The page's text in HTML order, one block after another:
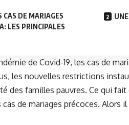
DE MARIAGES
LES PRINCIPALES
de Covid-19, les cas de
les nouvelles restrictions
des familles pauvres. Ce qui
de mariages précoces. Alors